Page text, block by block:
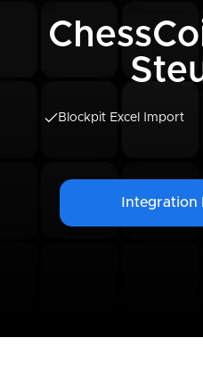
Blockpit Excel Import
Integration